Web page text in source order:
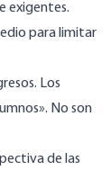
exigentes.
para limitar
Los
No son
de las